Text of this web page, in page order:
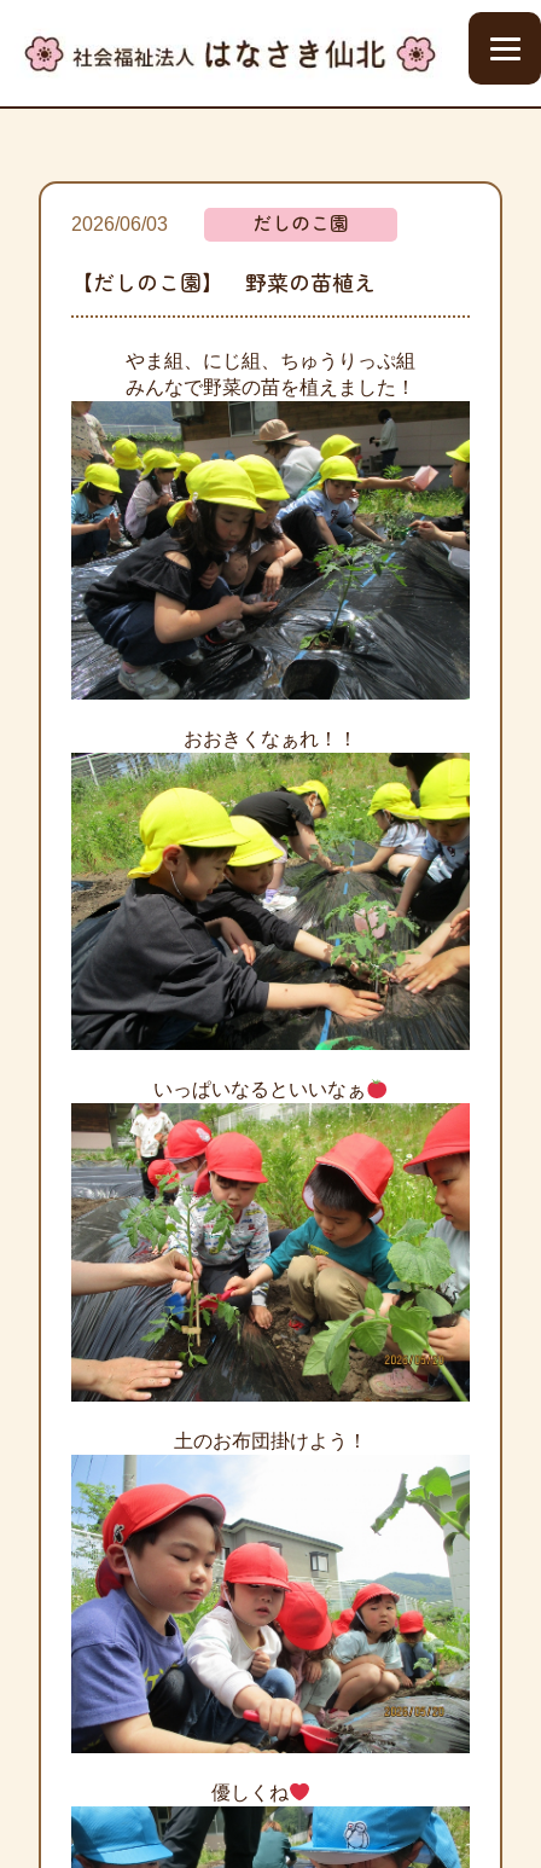
2026/06/03 だしのこ園
【だしのこ園】 野菜の苗植え
やま組、にじ組、ちゅうりっぷ組
みんなで野菜の苗を植えました！
おおきくなぁれ！！
いっぱいなるといいなぁ
土のお布団掛けよう！
優しくね